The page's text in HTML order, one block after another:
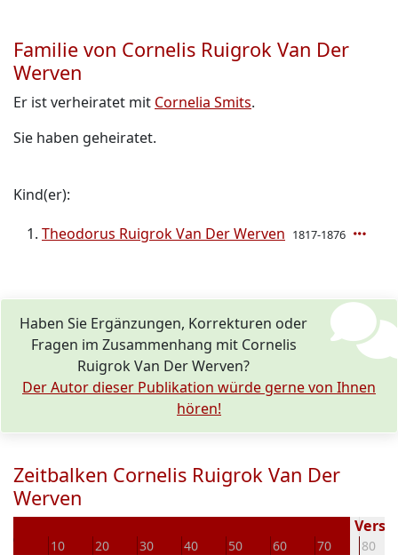
Familie von Cornelis Ruigrok Van Der
Werven
Er ist verheiratet mit Cornelia Smits.
Sie haben geheiratet.
Kind(er):
Theodorus Ruigrok Van Der Werven 1817-1876
Haben Sie Ergänzungen, Korrekturen oder
Fragen im Zusammenhang mit Cornelis
Ruigrok Van Der Werven?
Der Autor dieser Publikation würde gerne von Ihnen
hören!
Zeitbalken Cornelis Ruigrok Van Der
Werven
0 10 20 30 40 50 60 70 80